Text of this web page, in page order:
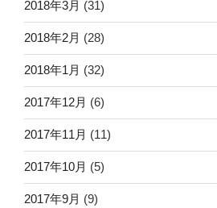
2018年3月 (31)
2018年2月 (28)
2018年1月 (32)
2017年12月 (6)
2017年11月 (11)
2017年10月 (5)
2017年9月 (9)